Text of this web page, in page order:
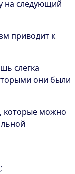
на следующий
приводит к
слегка
они были
которые можно